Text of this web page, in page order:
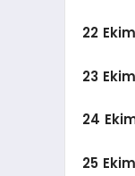
22
23
24
25